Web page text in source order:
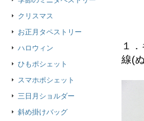
１
線(
クリスマス
お正月タペストリー
ハロウィン
ひもポシェット
スマホポシェット
三日月ショルダー
斜め掛けバッグ